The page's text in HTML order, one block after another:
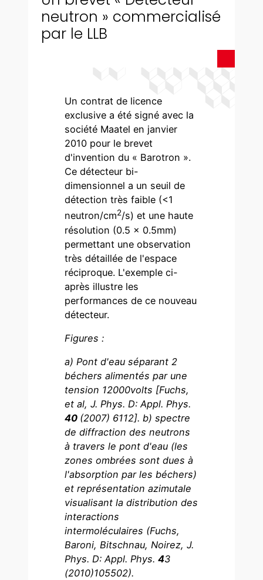
neutron » commercialisé
par le LLB
Un contrat de licence
exclusive a été signé avec la
société Maatel en janvier
2010 pour le brevet
d'invention du « Barotron ».
Ce détecteur bi-
dimensionnel a un seuil de
détection très faible (<1
neutron/cm2/s) et une haute
résolution (0.5 x 0.5mm)
permettant une observation
très détaillée de l'espace
réciproque. L'exemple ci-
après illustre les
performances de ce nouveau
détecteur.
Figures :
a) Pont d'eau séparant 2
béchers alimentés par une
tension 12000volts [Fuchs,
et al, J. Phys. D: Appl. Phys.
40 (2007) 6112]. b) spectre
de diffraction des neutrons
à travers le pont d'eau (les
zones ombrées sont dues à
l'absorption par les béchers)
et représentation azimutale
visualisant la distribution des
interactions
intermoléculaires (Fuchs,
Baroni, Bitschnau, Noirez, J.
Phys. D: Appl. Phys.43
(2010)105502).